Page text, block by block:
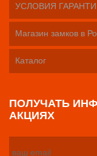
УСЛОВИЯ
Магазин замков в
Каталог
ПОЛУЧАТЬ
АКЦИЯХ